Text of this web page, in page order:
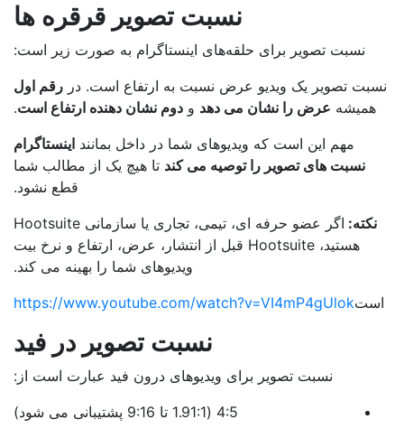
نسبت تصویر قرقره ها
نسبت تصویر برای حلقه‌های اینستاگرام به صورت زیر است:
تصویر یک ویدیو عرض نسبت به ارتفاع است. دررقم اول
همیشهعرض را نشان می دهدودوم نشان دهنده ارتفاع است.
مهم این است که ویدیوهای شما در داخل بماننداینستاگرام
نسبت های تصویر را توصیه می کندتا هیچ یک از مطالب شما
قطع نشود.
نکته:
اگر عضو حرفه ای، تیمی، تجاری یا سازمانی Hootsuite
هستید، Hootsuite قبل از انتشار، عرض، ارتفاع و نرخ بیت
ویدیوهای شما را بهینه می کند.
https://www.youtube.com/watch?v=VI4mP4gUlok
نسبت تصویر در فید
نسبت تصویر برای ویدیوهای درون فید عبارت است از: